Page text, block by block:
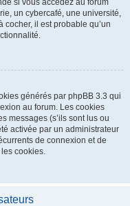
si vous accédez au forum
un cybercafé, une université,
cocher, il est probable qu’un
générés par phpBB 3.3 qui
au forum. Les cookies
messages (s’ils sont lus ou
activée par un administrateur
de connexion et de
cookies.